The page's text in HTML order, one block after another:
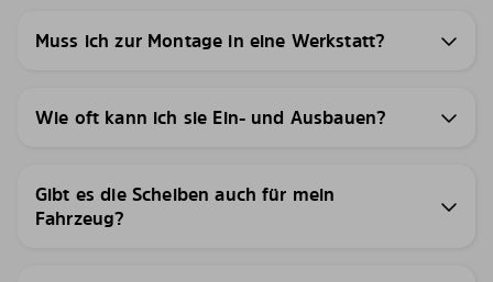
Muss ich zur Montage in eine Werkstatt?
Wie oft kann ich sie Ein- und Ausbauen?
Gibt es die Scheiben auch für mein
Fahrzeug?